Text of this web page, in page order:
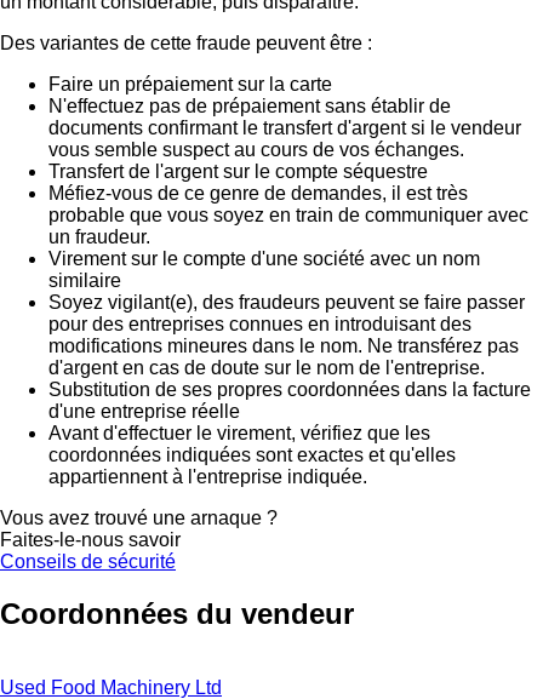
Des variantes de cette fraude peuvent être :
Faire un prépaiement sur la carte
N'effectuez pas de prépaiement sans établir de
documents confirmant le transfert d'argent si le vendeur
vous semble suspect au cours de vos échanges.
Transfert de l'argent sur le compte séquestre
Méfiez-vous de ce genre de demandes, il est très
probable que vous soyez en train de communiquer avec
un fraudeur.
Virement sur le compte d'une société avec un nom
similaire
Soyez vigilant(e), des fraudeurs peuvent se faire passer
pour des entreprises connues en introduisant des
modifications mineures dans le nom. Ne transférez pas
d'argent en cas de doute sur le nom de l'entreprise.
Substitution de ses propres coordonnées dans la facture
d'une entreprise réelle
Avant d'effectuer le virement, vérifiez que les
coordonnées indiquées sont exactes et qu'elles
appartiennent à l'entreprise indiquée.
Vous avez trouvé une arnaque ?
Faites-le-nous savoir
Conseils de sécurité
Coordonnées du vendeur
Used Food Machinery Ltd